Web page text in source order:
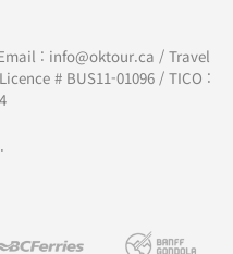
: info@oktour.ca / Travel
# BUS11-01096 / TICO :